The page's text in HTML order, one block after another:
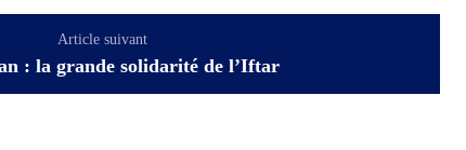
Article suivant
: la grande solidarité de l’Iftar